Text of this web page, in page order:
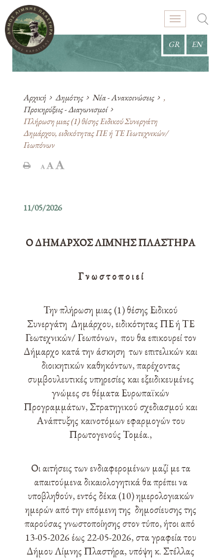
GR EN
Αρχική Δημότης Νέα - Ανακοινώσεις
,
Προκηρύξεις - Διαγωνισμοί
Πλήρωση μιας (1) θέσης Ειδικού Συνεργάτη
Δημάρχου, ειδικότητας ΠΕ ή ΤΕ Γεωτεχνικών/
Γεωπόνων
11/05/2026
Ο ΔΗΜΑΡΧΟΣ ΛΙΜΝΗΣ ΠΛΑΣΤΗΡΑ
Γ ν ω σ τ ο π ο ι ε ί
Την πλήρωση μιας (1) θέσης Ειδικού
Συνεργάτη Δημάρχου, ειδικότητας ΠΕ ή ΤΕ
Γεωτεχνικών/ Γεωπόνων, που θα επικουρεί τον
Δήμαρχο κατά την άσκηση των επιτελικών και
διοικητικών καθηκόντων, παρέχοντας
συμβουλευτικές υπηρεσίες και εξειδικευμένες
γνώμες σε θέματα Ευρωπαϊκών
Προγραμμάτων, Στρατηγικού σχεδιασμού και
Ανάπτυξης καινοτόμων εφαρμογών του
Πρωτογενούς Τομέα.,
Οι αιτήσεις των ενδιαφερομένων μαζί με τα
απαιτούμενα δικαιολογητικά θα πρέπει να
υποβληθούν, εντός δέκα (10) ημερολογιακών
ημερών από την επόμενη της δημοσίευσης της
παρούσας γνωστοποίησης στον τύπο, ήτοι από
13-05-2026 έως 22-05-2026, στα γραφεία του
Δήμου Λίμνης Πλαστήρα, υπόψη κ. Στέλλας